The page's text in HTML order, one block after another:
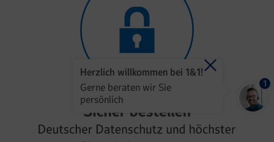
1
Herzlich willkommen bei 1&1!
Gerne beraten wir Sie
persönlich